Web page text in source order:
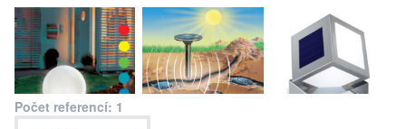
Počet referencí: 1